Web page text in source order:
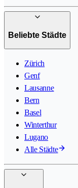
Beliebte Städte
Zürich
Genf
Lausanne
Bern
Basel
Winterthur
Lugano
Alle Städte